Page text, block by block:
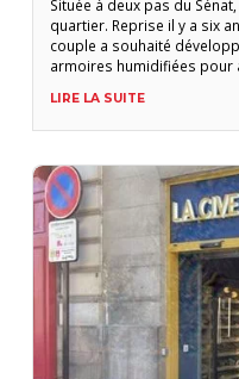
Située à deux pas du
quartier. Reprise il y a six
couple a souhaité
armoires humidifiées pour
café et vous pourrez
LIRE LA SUITE